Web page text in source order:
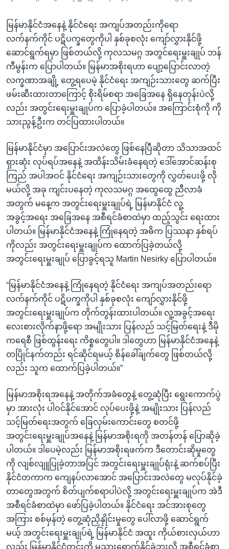
သို့
ကျော်
ရန်
မြန်မာနိုင်ငံအနေနဲ့ နိုင်ငံရေး အကျပ်အတည်းကိုရော
လက်နက်ကိုင် ပဋိပက္ခတွေကိုပါ နှစ်ခုစလုံး ကျော်လွှားနိုင်ဖို့
ဆောင်ရွက်ရမှာ ဖြစ်တယ်လို့ ကုလသမဂ္ဂ အတွင်ရေးမှူးချုပ် ဘန်
ကီမွန်းက ပြောပါတယ်။ မြန်မာအစိုးရဟာ ပျော့ပြောင်းလာတဲ့
လက္ခဏာအချို့ တွေ့ရပေမဲ့ နိုင်ငံရေး အကျဉ်းသားတွေ ဆက်ပြီး
ဖမ်းဆီးထားတာကြောင့် စိုးရိမ်စရာ အခြေအနေ ရှိနေတုန်းပဲလို့
လည်း အတွင်းရေးမှူးချုပ်က ပြောခဲ့ပါတယ်။ အကြောင်းစုံကို ကို
သားညွန့်ဦးက တင်ပြထားပါတယ်။
မြန်မာနိုင်ငံမှာ အပြောင်းအလဲတွေ ဖြစ်နေပြီဆိုတာ သိသာအထင်
ရှားဆုံး လုပ်ရပ်အနေနဲ့ အထိန်းသိမ်းခံနေရတဲ့ ဒေါ်အောင်ဆန်းစု
ကြည် အပါအဝင် နိုင်ငံရေး အကျဉ်းသားတွေကို လွှတ်ပေးဖို့ လို
မယ်လို့ အခု ကျင်းပနေတဲ့ ကုလသမဂ္ဂ အထွေထွေ ညီလာခံ
အတွက် မနေ့က အတွင်းရေးမှူးချုပ်ရဲ့ မြန်မာနိုင်ငံ လူ့
အခွင့်အရေး အခြေအနေ အစီရင်ခံစာထဲမှာ ထည့်သွင်း ရေးထား
ပါတယ်။ မြန်မာနိုင်ငံအနေနဲ့ ကြုံနေရတဲ့ အဓိက ပြဿနာ နှစ်ရပ်
ကိုလည်း အတွင်းရေးမှူးချုပ်က ထောက်ပြခဲ့တယ်လို့
အတွင်းရေးမှူးချုပ် ပြောခွင့်ရသူ Martin Nesirky ပြောပါတယ်။
“မြန်မာနိုင်ငံအနေနဲ့ ကြုံနေရတဲ့ နိုင်ငံရေး အကျပ်အတည်းရော
လက်နက်ကိုင် ပဋိပက္ခကိုပါ နှစ်ခုစလုံး ကျော်လွှားနိုင်ဖို့
အတွင်းရေးမှူးချုပ်က တိုက်တွန်းထားပါတယ်။ လူ့အခွင့်အရေး
လေးစားလိုက်နာဖို့ရော အမျိုးသား ပြန်လည် သင့်မြတ်ရေးနဲ့ ဒီမို
ကရေစီ ဖြစ်ထွန်းရေး ကိစ္စတွေပါ။ ဒါတွေဟာ မြန်မာနိုင်ငံအနေနဲ့
တပြိုင်နက်တည်း ရင်ဆိုင်ရမယ့် စိန်ခေါ်ချက်တွေ ဖြစ်တယ်လို့
လည်း သူက ထောက်ပြခဲ့ပါတယ်။”
မြန်မာအစိုးရအနေနဲ့ အတိုက်အခံတွေနဲ့ တွေ့ဆုံပြီး ရွေးကောက်ပွဲ
မှာ အားလုံး ပါဝင်နိုင်အောင် လုပ်ပေးဖို့နဲ့ အမျိုးသား ပြန်လည်
သင့်မြတ်ရေးအတွက် ခြေလှမ်းကောင်းတွေ စတင်ဖို့
အတွင်းရေးမှူးချုပ်အနေနဲ့ မြန်မာအစိုးရကို အတန်တန် ပြောဆိုခဲ့
ပါတယ်။ ဒါပေမဲ့လည်း မြန်မာအစိုးရဖက်က ဒီတောင်းဆိုမှုတွေ
ကို လျစ်လျူပြုခဲ့တာအပြင် အတွင်းရေးမှူးချုပ်ရုံးနဲ့ ဆက်စပ်ပြီး
နိုင်ငံတကာက ကျေနပ်လာအောင် အပြောင်းအလဲတွေ မလုပ်နိုင်ခဲ့
တာတွေအတွက် စိတ်ပျက်စရာပါပဲလို့ အတွင်းရေးမှူးချုပ်က အဲဒီ
အစီရင်ခံစာထဲမှာ ဖော်ပြခဲ့ပါတယ်။ နိုင်ငံရေး အင်အားစုတွေ
အကြား စစ်မှန်တဲ့ တွေ့ဆုံညှိနှိုင်းမှုတွေ ပေါ်လာဖို့ ဆောင်ရွက်
မယ့် အတွင်းရေးမှူးချုပ်ရဲ့ မြန်မာနိုင်ငံ အထူး ကိုယ်စားလှယ်ဟာ
လည်း မြန်မာနိုင်ငံတွင်းကို မသွားရောက်နိုင်ခဲ့ဘူးလို့ အစီရင်ခံစာ